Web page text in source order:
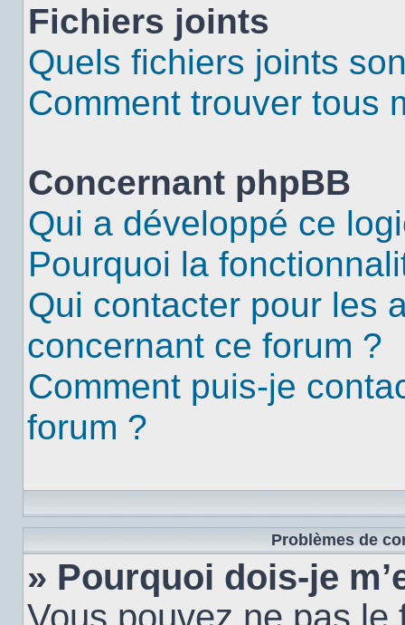
Fichiers joints
Quels fichiers joints
Comment trouver tous
Concernant phpBB
Qui a développé ce
Pourquoi la
Qui contacter pour les
concernant ce forum ?
Comment puis-je
forum ?
Problèmes de
» Pourquoi dois-je